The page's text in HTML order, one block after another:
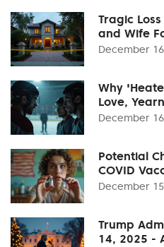
Tragic
and Wife
December
Why
Love,
December
Potential
COVID
December
Trump
14, 2025 -